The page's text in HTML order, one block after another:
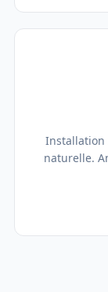
Installation
naturelle.